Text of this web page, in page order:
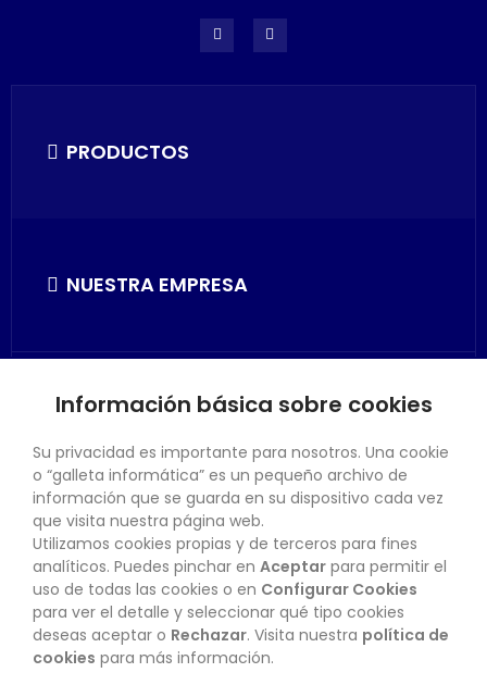
PRODUCTOS
NUESTRA EMPRESA
SU CUENTA
CONTACTO
BOLETÍN
Información básica sobre cookies
Su privacidad es importante para nosotros. Una cookie
o “galleta informática” es un pequeño archivo de
información que se guarda en su dispositivo cada vez
que visita nuestra página web.
Utilizamos cookies propias y de terceros para fines
analíticos. Puedes pinchar en Aceptar para permitir el
uso de todas las cookies o en Configurar Cookies
para ver el detalle y seleccionar qué tipo cookies
deseas aceptar o Rechazar. Visita nuestra política de
cookies para más información.